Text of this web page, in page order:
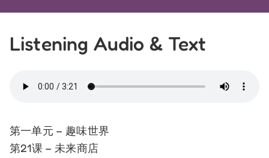
Listening Audio & Text
第一单元 – 趣味世界
第21课 – 未来商店